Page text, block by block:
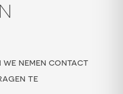
nemen contact
te